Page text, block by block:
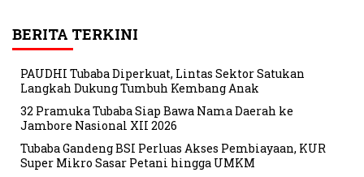
BERITA TERKINI
PAUDHI Tubaba Diperkuat, Lintas Sektor Satukan
Langkah Dukung Tumbuh Kembang Anak
32 Pramuka Tubaba Siap Bawa Nama Daerah ke
Jambore Nasional XII 2026
Tubaba Gandeng BSI Perluas Akses Pembiayaan, KUR
Super Mikro Sasar Petani hingga UMKM